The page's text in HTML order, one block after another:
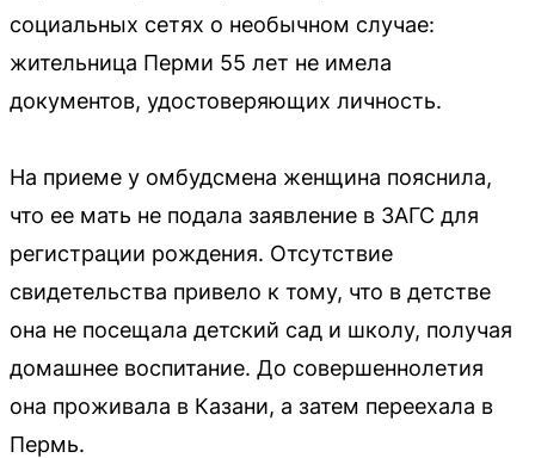
социальных сетях о необычном случае:
жительница Перми 55 лет не имела
документов, удостоверяющих личность.
На приеме у омбудсмена женщина пояснила,
что ее мать не подала заявление в ЗАГС для
регистрации рождения. Отсутствие
свидетельства привело к тому, что в детстве
она не посещала детский сад и школу, получая
домашнее воспитание. До совершеннолетия
она проживала в Казани, а затем переехала в
Пермь.